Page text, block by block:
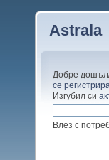
Astrala
Добре
се
Изгубил си
Влез с